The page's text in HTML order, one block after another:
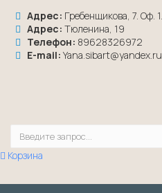
Адрес: Гребенщикова, 7. Оф. 1.
Адрес: Тюленина, 19
Телефон: 89628326972
E-mail: Yana.sibart@yandex.ru
Корзина